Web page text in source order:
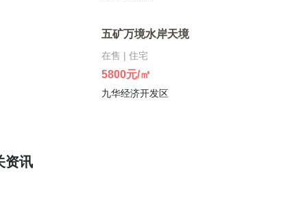
五矿万境水岸天境
在售 | 住宅
5800元/㎡
九华经济开发区
资讯